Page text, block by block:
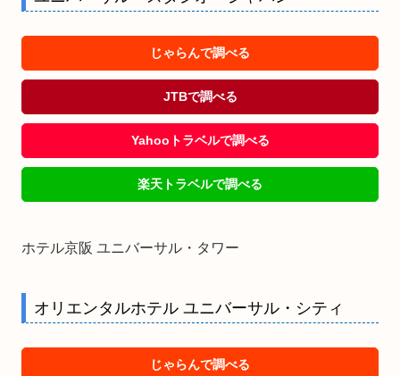
じゃらんで調べる
JTBで調べる
Yahooトラベルで調べる
楽天トラベルで調べる
ホテル京阪 ユニバーサル・タワー
オリエンタルホテル ユニバーサル・シティ
じゃらんで調べる